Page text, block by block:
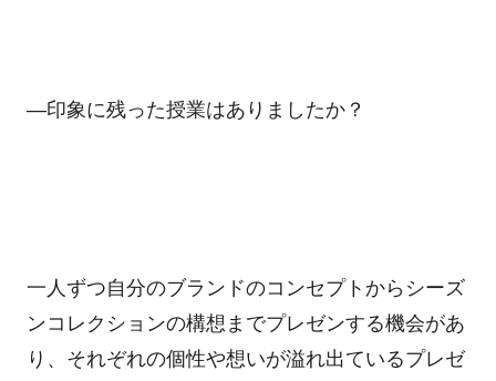
—印象に残った授業はありましたか？
一人ずつ自分のブランドのコンセプトからシーズ
ンコレクションの構想までプレゼンする機会があ
り、それぞれの個性や想いが溢れ出ているプレゼ